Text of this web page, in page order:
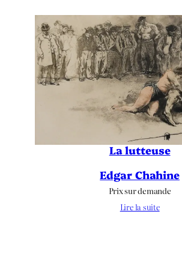
La lutteuse
Edgar Chahine
Prix sur demande
Lire la suite